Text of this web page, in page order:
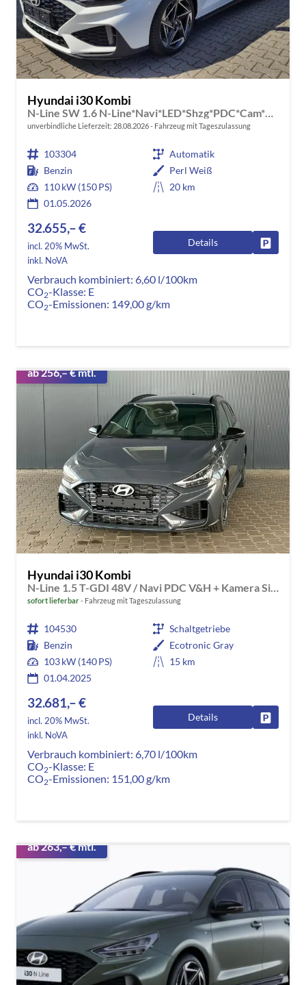
Hyundai i30 Kombi
N-Line SW 1.6 N-Line*Navi*LED*Shzg*PDC*Cam*18"
unverbindliche Lieferzeit: 28.08.2026 Fahrzeug mit Tageszulassung
103304
Automatik
Benzin
Perl Weiß
110 kW (150 PS)
20 km
01.05.2026
32.655,– €
incl. 20% MwSt.
inkl. NoVA
Details
Verbrauch kombiniert: 6,60 l/100km
CO2-Klasse: E
CO2-Emissionen: 149,00 g/km
ab 256,– € mtl.
Hyundai i30 Kombi
N-Line 1.5 T-GDI 48V / Navi PDC V&H + Kamera Sitz Lenkradheizung LED Alu 18"
sofort lieferbar Fahrzeug mit Tageszulassung
104530
Schaltgetriebe
Benzin
Ecotronic Gray
103 kW (140 PS)
15 km
01.04.2025
32.681,– €
incl. 20% MwSt.
inkl. NoVA
Details
Verbrauch kombiniert: 6,70 l/100km
CO2-Klasse: E
CO2-Emissionen: 151,00 g/km
ab 263,– € mtl.